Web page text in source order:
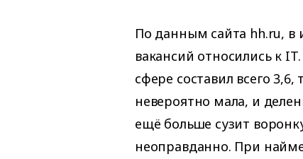
По данным сайта hh.ru, в
вакансий относились к
сфере составил всего
невероятно мала, и
ещё больше сузит
неоправданно. При